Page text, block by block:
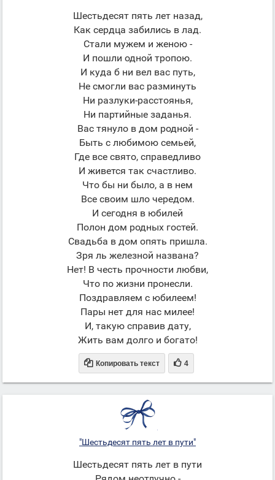
Шестьдесят пять лет назад,
Как сердца забились в лад.
Стали мужем и женою -
И пошли одной тропою.
И куда б ни вел вас путь,
Не смогли вас разминуть
Ни разлуки-расстоянья,
Ни партийные заданья.
Вас тянуло в дом родной -
Быть с любимою семьей,
Где все свято, справедливо
И живется так счастливо.
Что бы ни было, а в нем
Все своим шло чередом.
И сегодня в юбилей
Полон дом родных гостей.
Свадьба в дом опять пришла.
Зря ль железной названа?
Нет! В честь прочности любви,
Что по жизни пронесли.
Поздравляем с юбилеем!
Пары нет для нас милее!
И, такую справив дату,
Жить вам долго и богато!
 Копировать текст  4
"Шестьдесят пять лет в пути"
Шестьдесят пять лет в пути